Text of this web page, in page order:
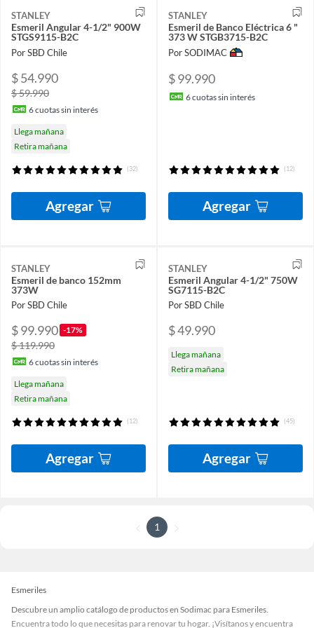
STANLEY
Esmeril Angular 4-1/2" 900W
STGS9115-B2C
Por SBD Chile
$ 54.990
$ 59.990
6cuotas sin interés
Llega mañana
Retira mañana
(32)
Agregar
STANLEY
Esmeril de Banco Eléctrica 6 "
373 W STGB3715-B2C
Por SODIMAC
$ 99.990
6cuotas sin interés
(12)
Agregar
STANLEY
Esmeril de banco 152mm
373W
Por SBD Chile
$ 99.990 -17%
$ 119.990
6cuotas sin interés
Llega mañana
Retira mañana
(12)
Agregar
STANLEY
Esmeril Angular 4-1/2" 750W
SG7115-B2C
Por SBD Chile
$ 49.990
Llega mañana
Retira mañana
(45)
Agregar
1
Esmeriles
Descubre un amplio catálogo de productos en Sodimac para Esmeriles.
Encuentra todo lo que necesitas para renovar tu hogar. ¡Visítanos y encuentra